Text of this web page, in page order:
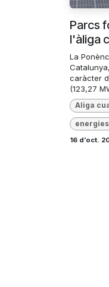
Parcs
l'àliga
La
caràcter
(123,27
Aliga
16 d’oct.